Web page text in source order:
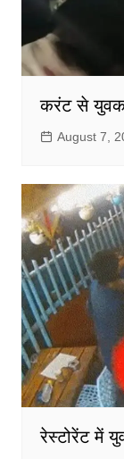
करंट से युवक
August 7,
रेस्टोरेंट में